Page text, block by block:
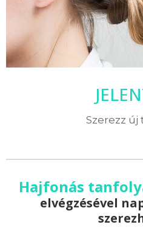
Szerezz
Hajfonás
elvégzésével